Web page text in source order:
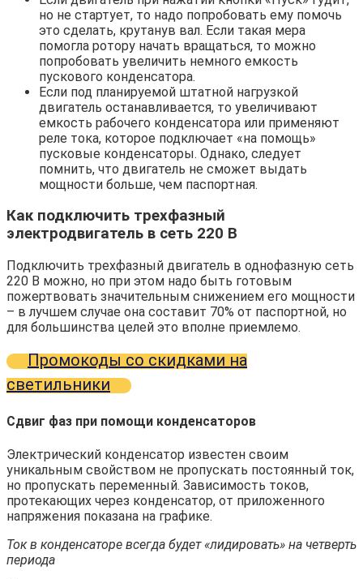
но не стартует, то надо попробовать ему помочь
это сделать, крутанув вал. Если такая мера
помогла ротору начать вращаться, то можно
попробовать увеличить немного емкость
пускового конденсатора.
Если под планируемой штатной нагрузкой
двигатель останавливается, то увеличивают
емкость рабочего конденсатора или применяют
реле тока, которое подключает «на помощь»
пусковые конденсаторы. Однако, следует
помнить, что двигатель не сможет выдать
мощности больше, чем паспортная.
Как подключить трехфазный
электродвигатель в сеть 220 В
Подключить трехфазный двигатель в однофазную сеть
220 В можно, но при этом надо быть готовым
пожертвовать значительным снижением его мощности
– в лучшем случае она составит 70% от паспортной, но
для большинства целей это вполне приемлемо.
Промокоды со скидками на
светильники
Сдвиг фаз при помощи конденсаторов
Электрический конденсатор известен своим
уникальным свойством не пропускать постоянный ток,
но пропускать переменный. Зависимость токов,
протекающих через конденсатор, от приложенного
напряжения показана на графике.
Ток в конденсаторе всегда будет «лидировать» на четверть
периода